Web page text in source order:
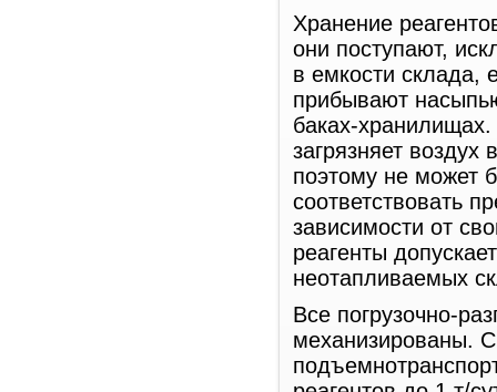
Хранение
они поступают,
в емкости склада,
прибывают
баках-
загрязняет
поэтому не может
соответствовать
зависимости от
реагенты
неотапливаемых
Все погрузочно-
механизированы.